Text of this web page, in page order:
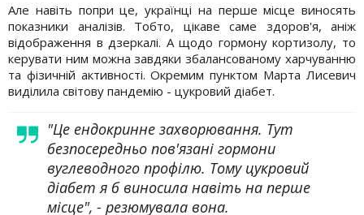
Але навіть попри це, українці на перше місце виносять
показники аналізів. Тобто, цікаве саме здоров'я, аніж
відображення в дзеркалі. А щодо гормону кортизолу, то
керувати ним можна завдяки збалансованому харчуванню
та фізичній активності. Окремим пунктом Марта Лисевич
виділила світову пандемію - цукровий діабет.
"Це ендокринне захворювання. Тут
безпосередньо пов'язані гормони
вуглеводного профілю. Тому цукровий
діабет я б виносила навіть на перше
місце", - резюмувала вона.